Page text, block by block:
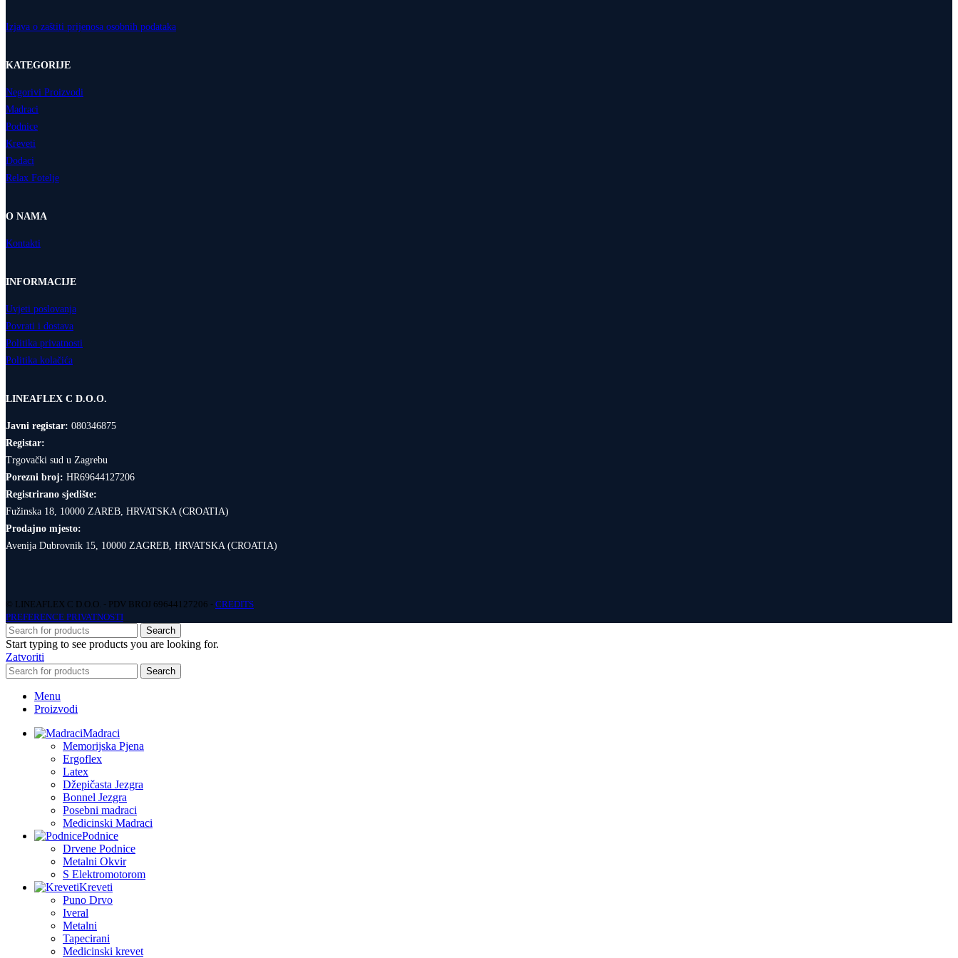
Izjava o zaštiti prijenosa osobnih podataka
KATEGORIJE
Negorivi Proizvodi
Madraci
Podnice
Kreveti
Dodaci
Relax Fotelje
O NAMA
Kontakti
INFORMACIJE
Uvjeti poslovanja
Povrati i dostava
Politika privatnosti
Politika kolačića
LINEAFLEX C D.O.O.
Javni registar: 080346875
Registar:
Trgovački sud u Zagrebu
Porezni broj: HR69644127206
Registrirano sjedište:
Fužinska 18, 10000 ZAREB, HRVATSKA (CROATIA)
Prodajno mjesto:
Avenija Dubrovnik 15, 10000 ZAGREB, HRVATSKA (CROATIA)
© LINEAFLEX C D.O.O. - PDV BROJ 69644127206 - CREDITS
PREFERENCE PRIVATNOSTI
Search
Start typing to see products you are looking for.
Zatvoriti
Search
Menu
Proizvodi
Madraci
Memorijska Pjena
Ergoflex
Latex
Džepičasta Jezgra
Bonnel Jezgra
Posebni madraci
Medicinski Madraci
Podnice
Drvene Podnice
Metalni Okvir
S Elektromotorom
Kreveti
Puno Drvo
Iveral
Metalni
Tapecirani
Medicinski krevet